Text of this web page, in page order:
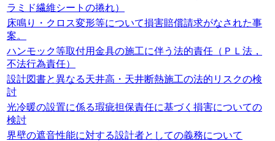
ラミド繊維シートの捲れ）
床鳴り・クロス変形等について損害賠償請求がなされた事
案。
ハンモック等取付用金具の施工に伴う法的責任（ＰＬ法，
不法行為責任）
設計図書と異なる天井高・天井断熱施工の法的リスクの検
討
光冷暖の設置に係る瑕疵担保責任に基づく損害についての
検討
界壁の遮音性能に対する設計者としての義務について